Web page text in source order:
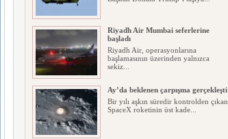
Riyadh Air Mumbai seferlerine
başladı
Riyadh Air, operasyonlarına
başlamasının üzerinden yalnızca
sekiz...
Ay’da beklenen çarpışma gerçekleşti
Bir yılı aşkın süredir kontrolden çıkan
SpaceX roketinin üst kade...